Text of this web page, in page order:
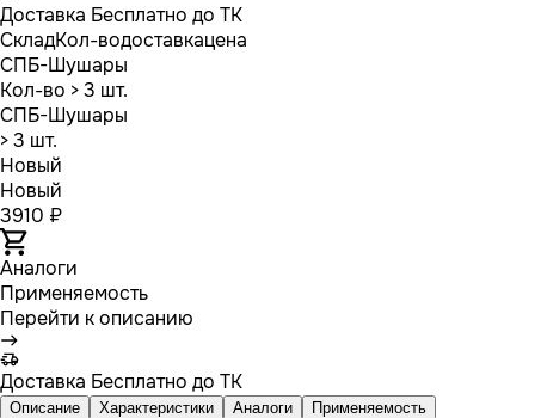
Доставка Бесплатно до ТК
СкладКол-водоставкацена
СПБ-Шушары
Кол-во > 3 шт.
СПБ-Шушары
> 3 шт.
Новый
Новый
3910 ₽
Аналоги
Применяемость
Перейти к описанию
Доставка Бесплатно до ТК
Описание Характеристики Аналоги Применяемость